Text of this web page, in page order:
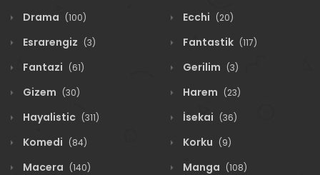
Drama (100) Ecchi (20)
Esrarengiz (3) Fantastik (117)
Fantazi (61) Gerilim (3)
Gizem (30) Harem (23)
Hayalistic (311) İsekai (36)
Komedi (84) Korku (9)
Macera (140) Manga (108)